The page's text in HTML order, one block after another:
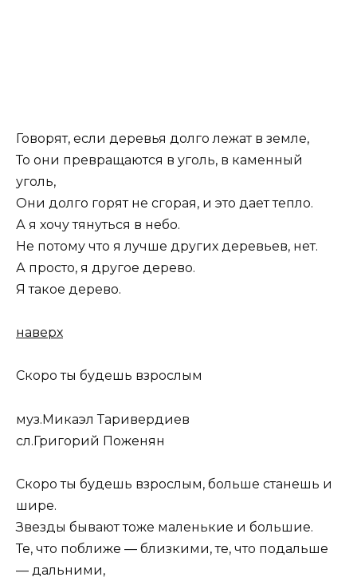
Говорят, если деревья долго лежат в земле,
То они превращаются в уголь, в каменный
уголь,
Они долго горят не сгорая, и это дает тепло.
А я хочу тянуться в небо.
Не потому что я лучше других деревьев, нет.
А просто, я другое дерево.
Я такое дерево.
наверх
Скоро ты будешь взрослым
муз.Микаэл Таривердиев
сл.Григорий Поженян
Скоро ты будешь взрослым, больше станешь и
шире.
Звезды бывают тоже маленькие и большие.
Те, что поближе — близкими, те, что подальше
— дальними,